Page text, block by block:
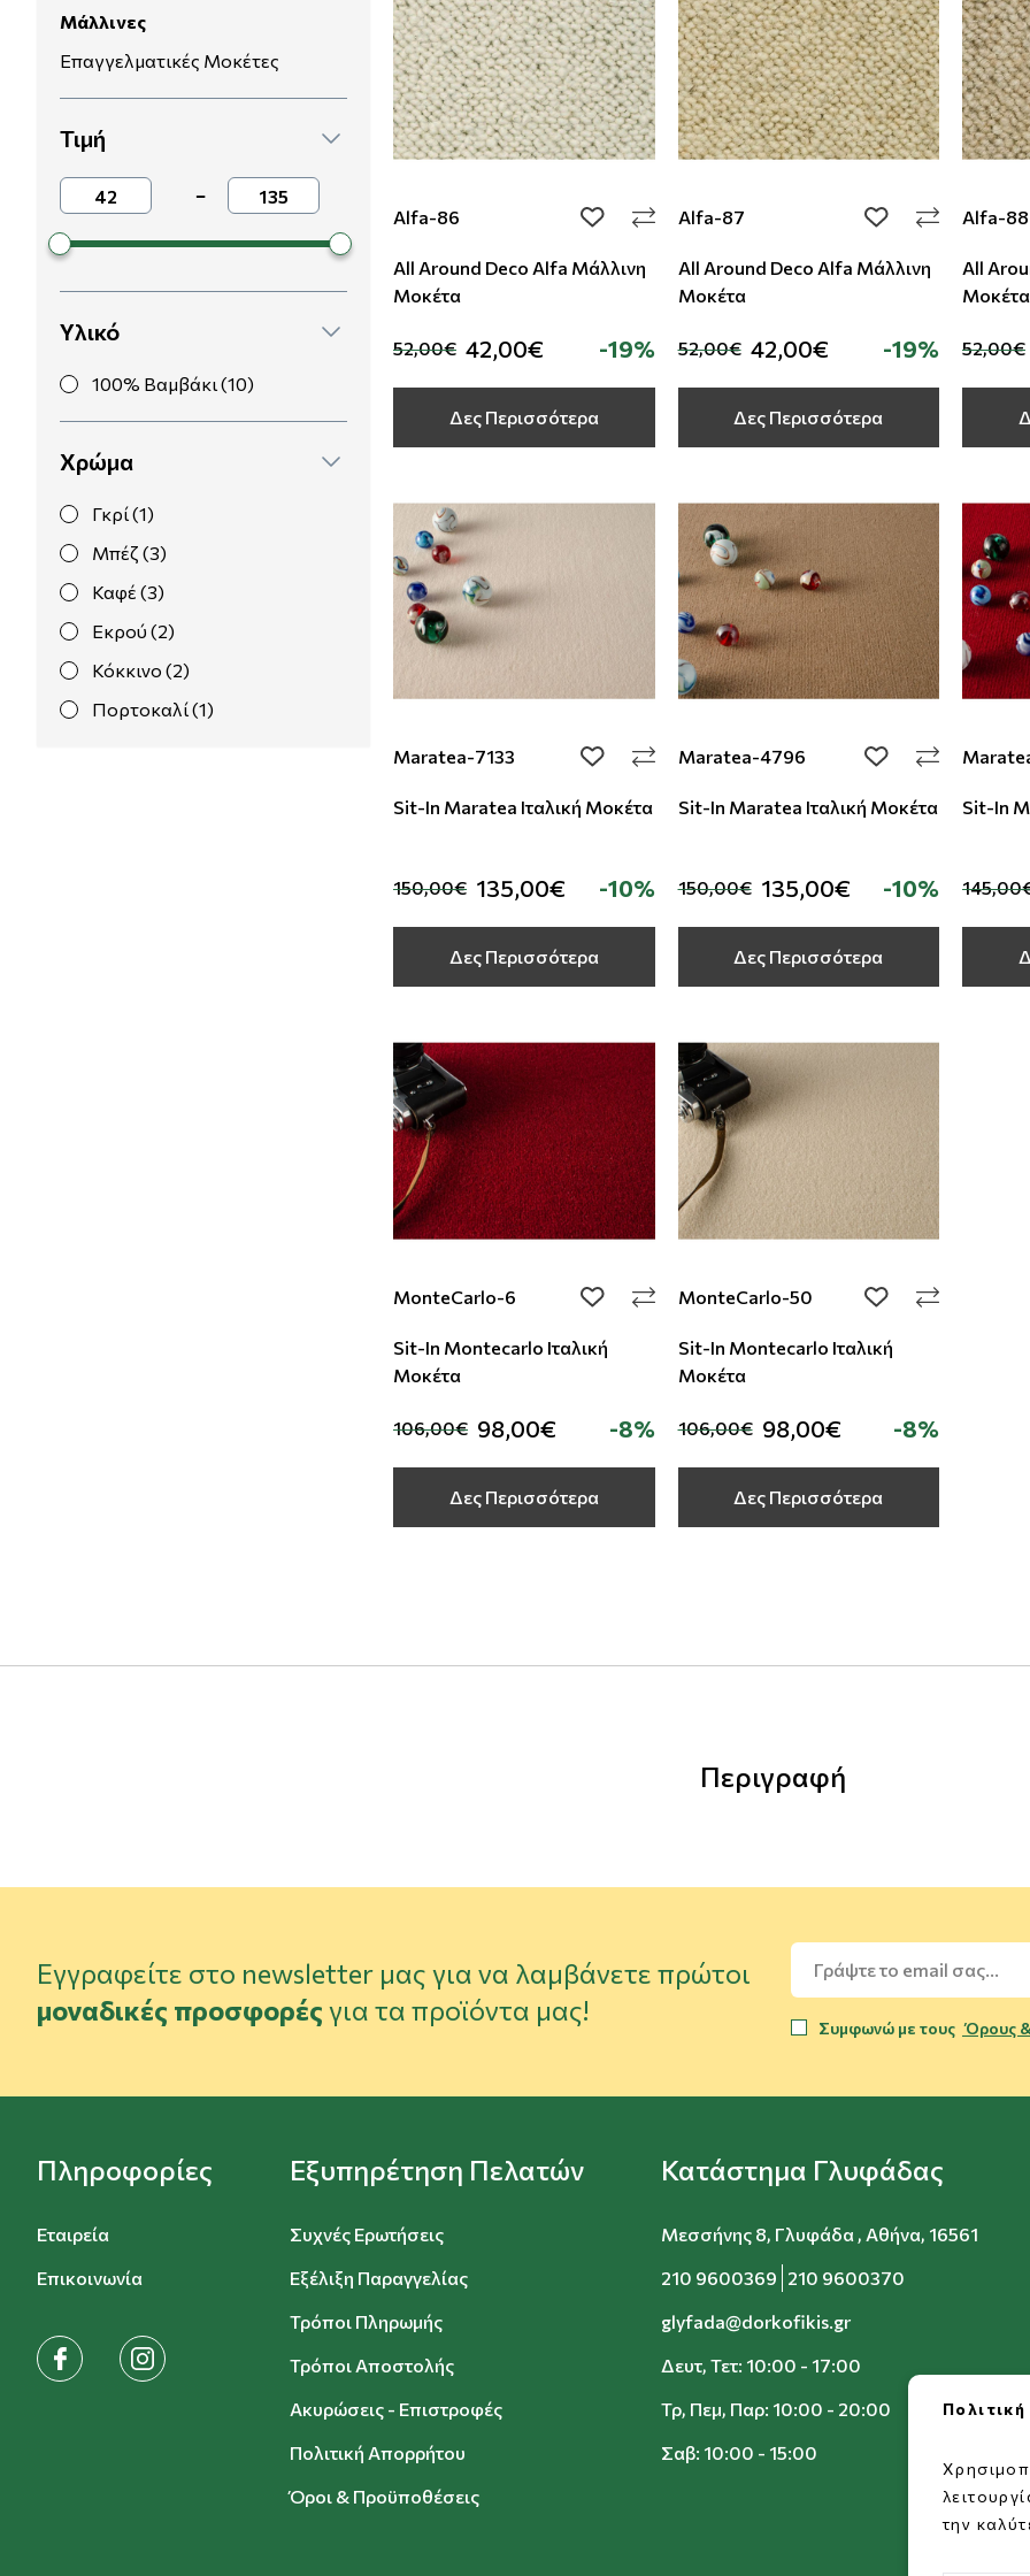
Μάλλινες
Επαγγελματικές Μοκέτες
Τιμή
−
Υλικό
100% Βαμβάκι (10)
Χρώμα
Γκρί (1)
Μπέζ (3)
Καφέ (3)
Εκρού (2)
Κόκκινο (2)
Πορτοκαλί (1)
Alfa-86 add to wishlist
All Around Deco Alfa Μάλλινη
Μοκέτα
52,00€ 42,00€ -19%
Δες Περισσότερα
Alfa-87 add to wishlist
All Around Deco Alfa Μάλλινη
Μοκέτα
52,00€ 42,00€ -19%
Δες Περισσότερα
Alfa-88
All
Μοκέτα
52,00€
Maratea-7133 add to wishlist
Sit-In Maratea Ιταλική Μοκέτα
150,00€ 135,00€ -10%
Δες Περισσότερα
Maratea-4796 add to wishlist
Sit-In Maratea Ιταλική Μοκέτα
150,00€ 135,00€ -10%
Δες Περισσότερα
Sit-In
MonteCarlo-6 add to wishlist
Sit-In Montecarlo Ιταλική
Μοκέτα
106,00€ 98,00€ -8%
Δες Περισσότερα
MonteCarlo-50 add to wishlist
Sit-In Montecarlo Ιταλική
Μοκέτα
106,00€ 98,00€ -8%
Δες Περισσότερα
Περιγραφή
Εγγραφείτε στο newsletter μας για να λαμβάνετε πρώτοι
μοναδικές προσφορές για τα προϊόντα μας!
Συμφωνώ με τους Όρους
Πληροφορίες
Εταιρεία
Επικοινωνία
facebook instagram
Εξυπηρέτηση Πελατών
Συχνές Ερωτήσεις
Εξέλιξη Παραγγελίας
Τρόποι Πληρωμής
Τρόποι Αποστολής
Ακυρώσεις - Επιστροφές
Πολιτική Απορρήτου
Όροι & Προϋποθέσεις
Κατάστημα Γλυφάδας
Μεσσήνης 8, Γλυφάδα , Αθήνα, 16561
210 9600369 210 9600370
glyfada@dorkofikis.gr
Δευτ, Τετ: 10:00 - 17:00
Τρ, Πεμ, Παρ: 10:00 - 20:00
Σαβ: 10:00 - 15:00
την
Μονόχρωμες
Βαφόμενες Ταπετσαρίες
Μπορντούρες
Απομίμηση Μέταλλο
Απομίμηση Πλακάκια
Απομίμηση Μωσαικό-Ψηφίδα
Απομίμηση Τεχνοτροπία
Ψηφιακή Εκτύπωση σε Ρολοκουρτίνα